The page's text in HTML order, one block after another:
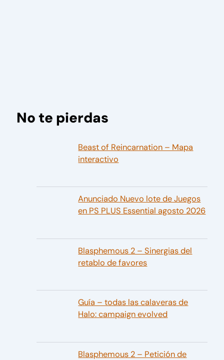
No te pierdas
Beast of Reincarnation – Mapa
interactivo
Anunciado Nuevo lote de Juegos
en PS PLUS Essential agosto 2026
Blasphemous 2 – Sinergias del
retablo de favores
Guía – todas las calaveras de
Halo: campaign evolved
Blasphemous 2 – Petición de